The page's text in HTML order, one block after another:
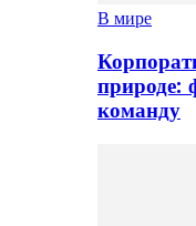
В мире
природе:
команду